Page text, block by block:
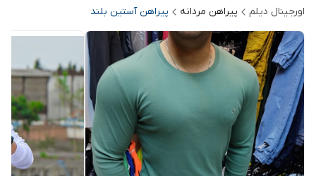
اورجینال دیلم پیراهن مردانه پیراهن آستین بلند